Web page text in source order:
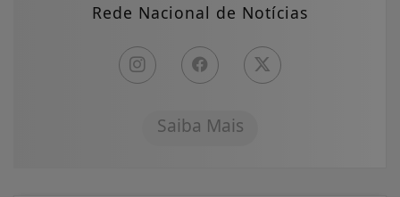
Rede Nacional de Notícias
Saiba Mais